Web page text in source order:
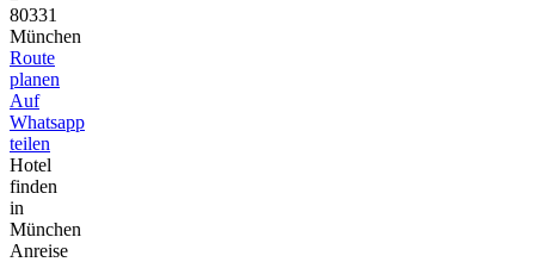
80331
München
Route
planen
Auf
Whatsapp
teilen
Hotel
finden
in
München
Anreise